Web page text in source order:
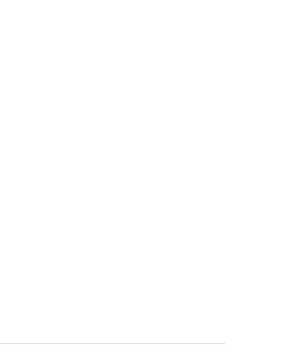
média de 5, 153 avaliações